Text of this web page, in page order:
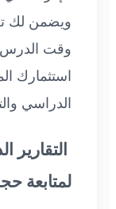
ويضمن لك
وقت الدرس
استثمارك
الدراسي
التقارير
لمتابعة